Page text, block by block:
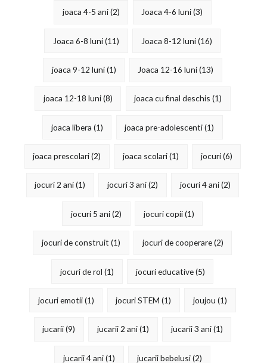
joaca 4-5 ani(2) Joaca 4-6 luni(3)
Joaca 6-8 luni(11) Joaca 8-12 luni(16)
joaca 9-12 luni(1) Joaca 12-16 luni(13)
joaca 12-18 luni(8) joaca cu final deschis (1)
joaca libera (1) joaca pre-adolescenti(1)
joaca prescolari(2) joaca scolari(1) jocuri(6)
jocuri 2 ani(1) jocuri 3 ani(2) jocuri 4 ani(2)
jocuri 5 ani(2) jocuri copii(1)
jocuri de construit (1) jocuri de cooperare(2)
jocuri de rol (1) jocuri educative(5)
jocuri emotii(1) jocuri STEM (1) joujou (1)
jucarii(9) jucarii 2 ani(1) jucarii 3 ani(1)
jucarii 4 ani(1) jucarii bebelusi(2)